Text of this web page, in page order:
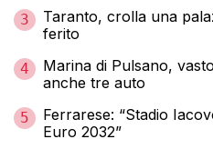
3
Taranto, crolla una
ferito
4
Marina di Pulsano,
anche tre auto
5
Ferrarese: “Stadio
Euro 2032”